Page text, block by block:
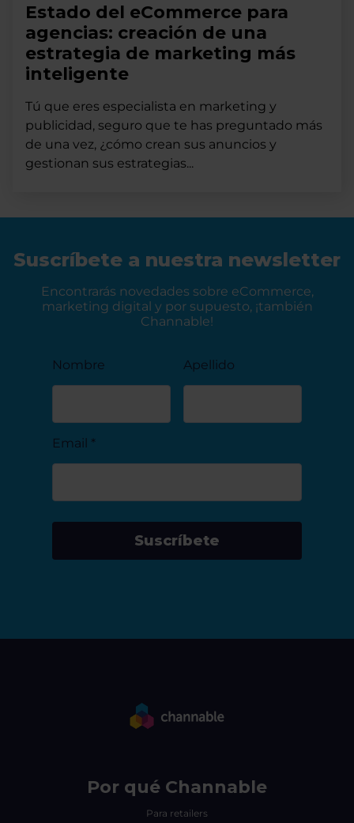
Estado del eCommerce para
agencias: creación de una
estrategia de marketing más
inteligente
Tú que eres especialista en marketing y
publicidad, seguro que te has preguntado más
de una vez, ¿cómo crean sus anuncios y
gestionan sus estrategias...
Suscríbete a nuestra newsletter
Encontrarás novedades sobre eCommerce,
marketing digital y por supuesto, ¡también
Channable!
Nombre Apellido
Email *
Suscríbete
Por qué Channable
Para retailers